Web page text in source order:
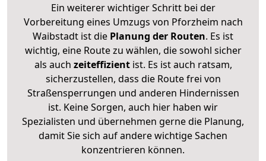
Ein weiterer wichtiger Schritt bei der
Vorbereitung eines Umzugs von Pforzheim nach
Waibstadt ist die Planung der Routen. Es ist
wichtig, eine Route zu wählen, die sowohl sicher
als auch zeiteffizientist. Es ist auch ratsam,
sicherzustellen, dass die Route frei von
Straßensperrungen und anderen Hindernissen
ist. Keine Sorgen, auch hier haben wir
Spezialisten und übernehmen gerne die Planung,
damit Sie sich auf andere wichtige Sachen
konzentrieren können.